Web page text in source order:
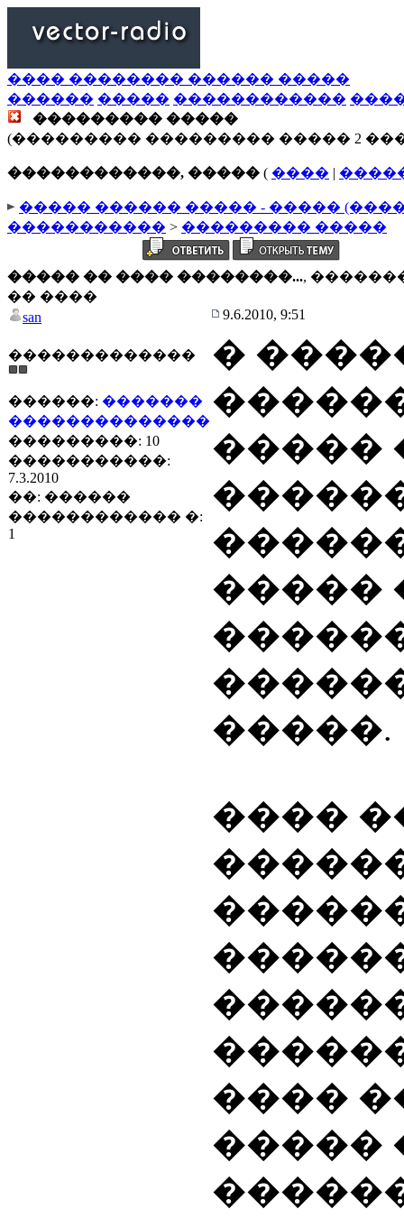
���� �������� ������ �����
������ ����� ������������
��������� �����
(��������� ��������� ����� 2
������������, ����� ( ���� |
����� ������ ����� - �����
����������� > ��������� �����
����� �� ���� ��������...,
�� ����
san
9.6.2010, 9:51
�������������
������: �������
��������������
���������: 10
�����������:
7.3.2010
��: ������
������������ �:
1
�
�����
�����
�����.
����
����
�����